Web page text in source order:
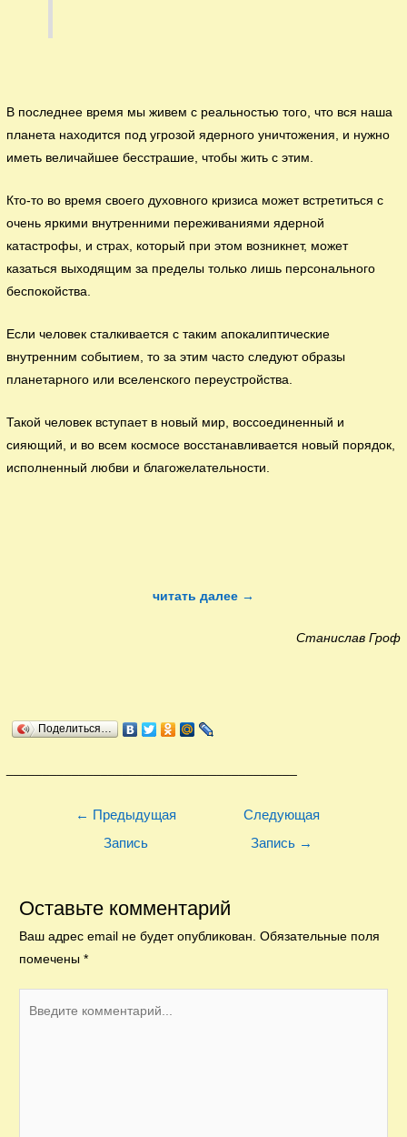
В последнее время мы живем с реальностью того, что вся наша
планета находится под угрозой ядерного уничтожения, и нужно
иметь величайшее бесстрашие, чтобы жить с этим.
Кто-то во время своего духовного кризиса может встретиться с
очень яркими внутренними переживаниями ядерной
катастрофы, и страх, который при этом возникнет, может
казаться выходящим за пределы только лишь персонального
беспокойства.
Если человек сталкивается с таким апокалиптические
внутренним событием, то за этим часто следуют образы
планетарного или вселенского переустройства.
Такой человек вступает в новый мир, воссоединенный и
сияющий, и во всем космосе восстанавливается новый порядок,
исполненный любви и благожелательности.
читать далее →
Станислав Гроф
Поделиться…
Навигация
← Предыдущая
Запись
Следующая
Запись →
Оставьте комментарий
Ваш адрес email не будет опубликован.
Обязательные поля
помечены*
комментарий...